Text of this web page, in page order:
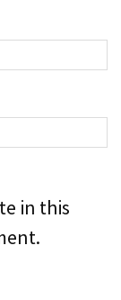
in this